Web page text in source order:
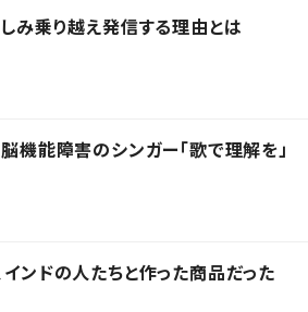
み乗り越え発信する理由とは
能障害のシンガー「歌で理解を」
ンドの人たちと作った商品だった